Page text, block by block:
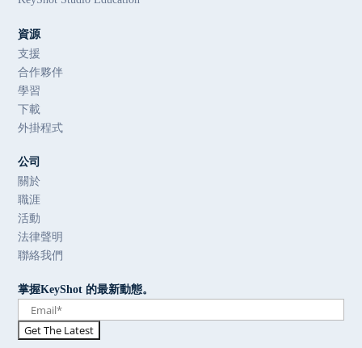
資源
支援
合作夥伴
學習
下載
外掛程式
公司
關於
職涯
活動
法律聲明
聯絡我們
掌握KeyShot 的最新動態。